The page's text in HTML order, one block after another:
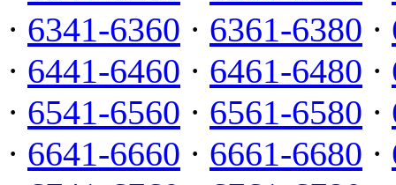
· 6341-6360 · 6361-6380 ·
· 6441-6460 · 6461-6480 ·
· 6541-6560 · 6561-6580 ·
· 6641-6660 · 6661-6680 ·